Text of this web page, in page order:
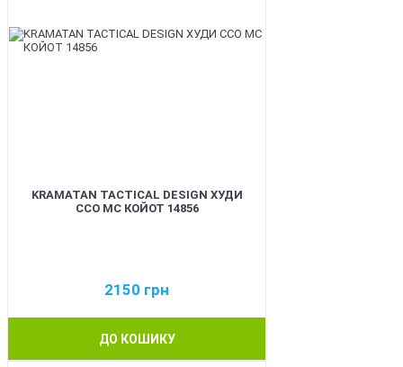
KRAMATAN TACTICAL DESIGN ХУДИ
ССО МС КОЙОТ 14856
2150 грн
ДО КОШИКУ